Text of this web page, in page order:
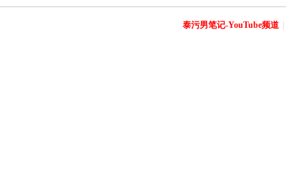
泰污男笔记-YouTube频道